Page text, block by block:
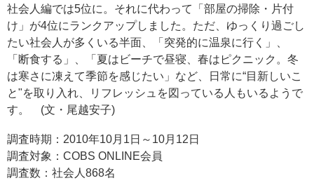
社会人編では5位に。それに代わって「部屋の掃除・片付
け」が4位にランクアップしました。ただ、ゆっくり過ごし
たい社会人が多くいる半面、「突発的に温泉に行く」、
「断食する」、「夏はビーチで昼寝、春はピクニック。冬
は寒さに凍えて季節を感じたい」など、日常に“目新しいこ
と"を取り入れ、リフレッシュを図っている人もいるようで
す。 (文・尾越安子)
調査時期：2010年10月1日～10月12日
調査対象：COBS ONLINE会員
調査数：社会人868名